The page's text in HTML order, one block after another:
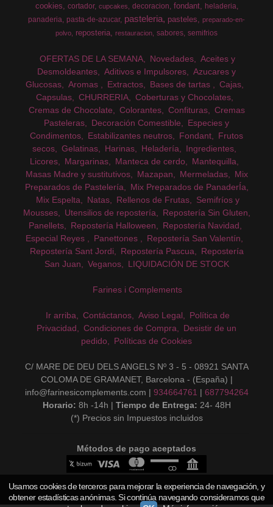
cookies cortador cupcakes decoracion fondant
heladeria
panaderia pasta-de-azucar pasteleria pasteles
preparado-en-
polvo
reposteria restauracion sabores semifrios
OFERTAS DE LA SEMANA Novedades
Aceites y
Desmoldeantes
Aditivos e Impulsores
Azucares y
Glucosas
Aromas Extractos Bases de tartas
Cajas
Capsulas
CHURRERIA
Coberturas y Chocolates
Cremas de Chocolate
Colorantes Confituras
Cremas
Pasteleras
Decoración Comestible
Especies y
Condimentos
Estabilizantes neutros Fondant
Frutos
secos
Gelatinas Harinas Heladería
Ingredientes
Licores
Margarinas Manteca de cerdo
Mantequilla
Masas Madre y sustitutivos
Mazapan Mermeladas
Mix
Preparados de Pastelería
Mix Preparados de PanaderÍa
Mix Espelta
Natas Rellenos de Frutas
Semifríos y
Mousses
Utensilios de repostería
Repostería Sin Gluten
Panellets
Repostería Halloween
Repostería Navidad
Especial Reyes
Panettones
Repostería San Valentín
Repostería Sant Jordi
Repostería Pascua
Repostería
San Juan
Veganos LIQUIDACIÓN DE STOCK
Farines i Complements
Ir arriba Contáctanos Aviso Legal
Política de
Privacidad
Condiciones de Compra
Desistir de un
pedido
Políticas de Cookies
C/ MARE DE DEU DELS ANGELS Nº 3 - 5 - 08921 SANTA
COLOMA DE GRAMANET, Barcelona - (España) |
info@farinesicomplements.com | 934664761 | 687794264
Horario: 8h -14h | Tiempo de Entrega: 24- 48H
(*) Precios sin Impuestos incluidos
Métodos de pago aceptados
Usamos cookies de terceros para mejorar la experiencia de navegación, y
obtener estadísticas anónimas. Si continúa navegando consideramos que